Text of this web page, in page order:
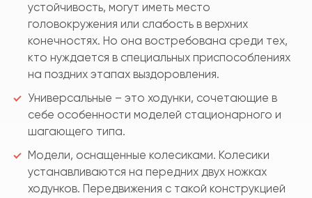
устойчивость, могут иметь место
головокружения или слабость в верхних
конечностях. Но она востребована среди тех,
кто нуждается в специальных приспособлениях
на поздних этапах выздоровления.
Универсальные – это ходунки, сочетающие в
себе особенности моделей стационарного и
шагающего типа.
Модели, оснащенные колесиками. Колесики
устанавливаются на передних двух ножках
ходунков. Передвижения с такой конструкцией